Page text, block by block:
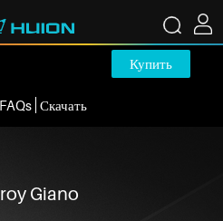
Купить
FAQs Скачать
Giano